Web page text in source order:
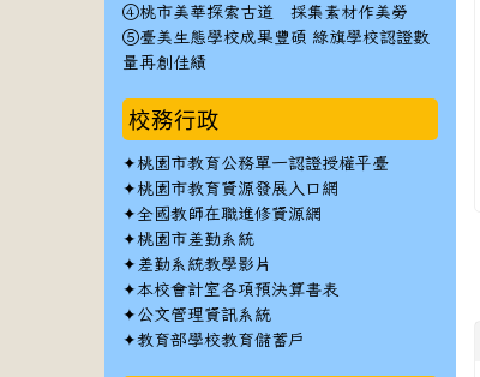
④桃市美華探索古道 採集素材作美勞
⑤臺美生態學校成果豐碩 綠旗學校認證數
量再創佳績
校務行政
✦桃園市教育公務單一認證授權平臺
✦桃園市教育資源發展入口網
✦全國教師在職進修資源網
✦桃園市差勤系統
✦ 差勤系統教學影片
✦本校會計室各項預決算書表
✦公文管理資訊系統
✦教育部學校教育儲蓄戶